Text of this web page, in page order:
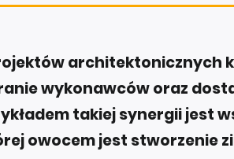
architektonicznych
wykonawców oraz
takiej synergii jest
owocem jest stworzenie